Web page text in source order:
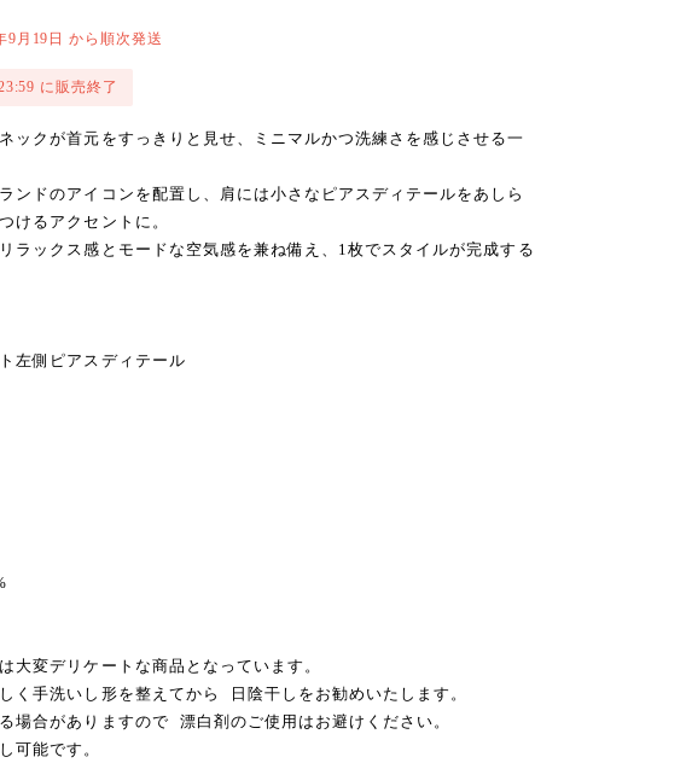
9月19日 から順次発送
に販売終了
ックが首元をすっきりと見せ、ミニマルかつ洗練さを感じさせる一
ンドのアイコンを配置し、肩には小さなピアスディテールをあしら
けるアクセントに。
ラックス感とモードな空気感を兼ね備え、1枚でスタイルが完成する
左側ピアスディテール
大変デリケートな商品となっています。
く手洗いし形を整えてから 日陰干しをお勧めいたします。
場合がありますので 漂白剤のご使用はお避けください。
可能です。